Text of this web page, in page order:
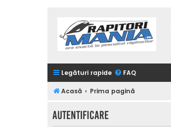
Legături rapide FAQ
Acasă Prima pagină
Autentificare